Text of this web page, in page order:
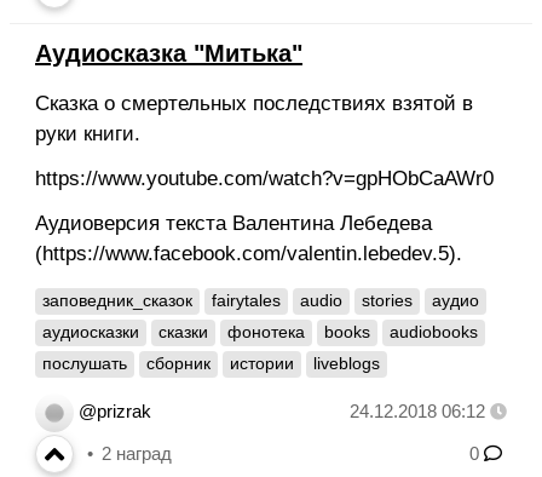
Аудиосказка "Митька"
Сказка о смертельных последствиях взятой в
руки книги.
https://www.youtube.com/watch?v=gpHObCaAWr0
Аудиоверсия текста Валентина Лебедева
(https://www.facebook.com/valentin.lebedev.5).
заповедник_сказок fairytales audio stories
аудио
аудиосказки
сказки фонотека books
audiobooks
послушать
сборник истории liveblogs
@prizrak 24.12.2018 06:12
2 наград 0